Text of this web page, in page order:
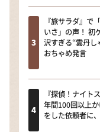
『旅サラダ』で
いさ」の声！ 初
沢すぎる“雲丹し
おちゃめ発言
『探偵！ナイト
年間100回以上
をした依頼者に